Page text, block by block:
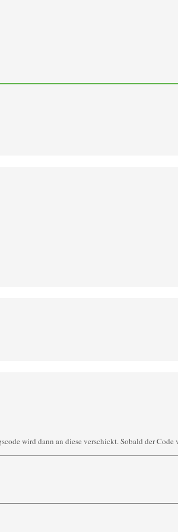
wird dann an diese verschickt. Sobald der